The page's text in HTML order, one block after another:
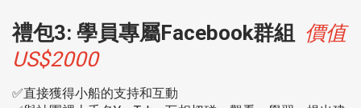
禮包3: 學員專屬Facebook群組
價值
US$2000
✅直接獲得小船的支持和互動